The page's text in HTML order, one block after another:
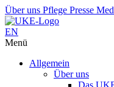
Über uns Pflege Presse
EN
Menü
Allgemein
Über uns
Das